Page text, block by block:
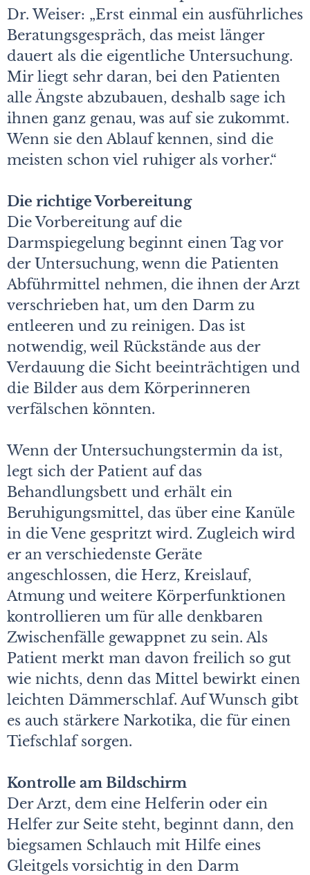
Dr. Weiser: „Erst einmal ein ausführliches
Beratungsgespräch, das meist länger
dauert als die eigentliche Untersuchung.
Mir liegt sehr daran, bei den Patienten
alle Ängste abzubauen, deshalb sage ich
ihnen ganz genau, was auf sie zukommt.
Wenn sie den Ablauf kennen, sind die
meisten schon viel ruhiger als vorher.“
Die richtige Vorbereitung
Die Vorbereitung auf die
Darmspiegelung beginnt einen Tag vor
der Untersuchung, wenn die Patienten
Abführmittel nehmen, die ihnen der Arzt
verschrieben hat, um den Darm zu
entleeren und zu reinigen. Das ist
notwendig, weil Rückstände aus der
Verdauung die Sicht beeinträchtigen und
die Bilder aus dem Körperinneren
verfälschen könnten.
Wenn der Untersuchungstermin da ist,
legt sich der Patient auf das
Behandlungsbett und erhält ein
Beruhigungsmittel, das über eine Kanüle
in die Vene gespritzt wird. Zugleich wird
er an verschiedenste Geräte
angeschlossen, die Herz, Kreislauf,
Atmung und weitere Körperfunktionen
kontrollieren um für alle denkbaren
Zwischenfälle gewappnet zu sein. Als
Patient merkt man davon freilich so gut
wie nichts, denn das Mittel bewirkt einen
leichten Dämmerschlaf. Auf Wunsch gibt
es auch stärkere Narkotika, die für einen
Tiefschlaf sorgen.
Kontrolle am Bildschirm
Der Arzt, dem eine Helferin oder ein
Helfer zur Seite steht, beginnt dann, den
biegsamen Schlauch mit Hilfe eines
Gleitgels vorsichtig in den Darm